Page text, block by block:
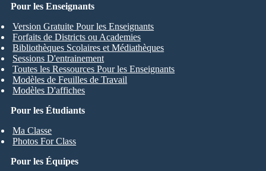
Pour les Étudiants
Ma Classe
Photos For Class
Pour les Enseignants
Version Gratuite Pour les Enseignants
Forfaits de Districts ou Academies
Bibliothèques Scolaires et Médiathèques
Sessions D'entrainement
Toutes les Ressources Pour les Enseignants
Modèles de Feuilles de Travail
Modèles D'affiches
Pour les Équipes